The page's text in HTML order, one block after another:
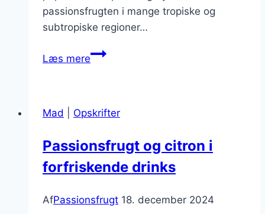
passionsfrugten i mange tropiske og
subtropiske regioner…
Læs merePassionsfrugt
køler
om
sommeren
Mad Opskrifter
Passionsfrugt og citron i
forfriskende drinks
AfPassionsfrugt 18. december 2024